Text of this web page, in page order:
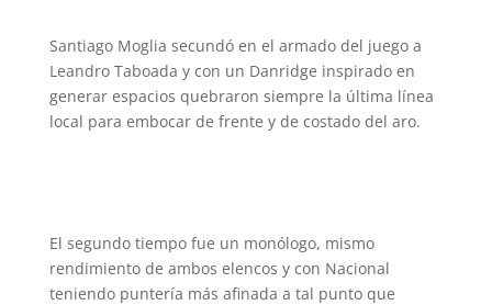
Santiago Moglia secundó en el armado del juego a
Leandro Taboada y con un Danridge inspirado en
generar espacios quebraron siempre la última línea
local para embocar de frente y de costado del aro.
El segundo tiempo fue un monólogo, mismo
rendimiento de ambos elencos y con Nacional
teniendo puntería más afinada a tal punto que